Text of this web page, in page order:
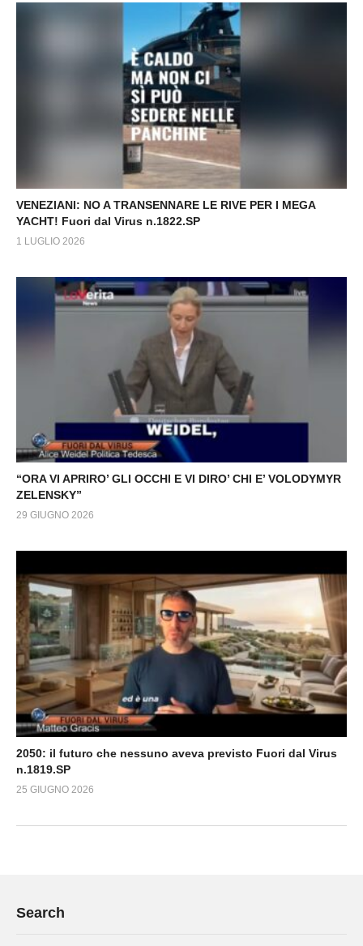
VENEZIANI: NO A TRANSENNARE LE RIVE PER I MEGA
YACHT! Fuori dal Virus n.1822.SP
1 LUGLIO 2026
“ORA VI APRIRO’ GLI OCCHI E VI DIRO’ CHI E’ VOLODYMYR
ZELENSKY”
29 GIUGNO 2026
2050: il futuro che nessuno aveva previsto Fuori dal Virus
n.1819.SP
25 GIUGNO 2026
Search